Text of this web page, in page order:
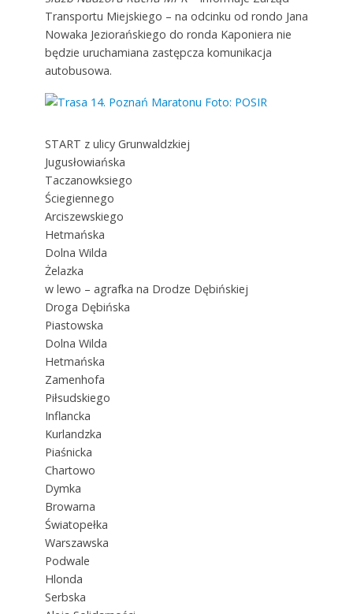
Transportu Miejskiego – na odcinku od rondo Jana
Nowaka Jeziorańskiego do ronda Kaponiera nie
będzie uruchamiana zastępcza komunikacja
autobusowa.
START z ulicy Grunwaldzkiej
Jugusłowiańska
Taczanowksiego
Ściegiennego
Arciszewskiego
Hetmańska
Dolna Wilda
Żelazka
w lewo – agrafka na Drodze Dębińskiej
Droga Dębińska
Piastowska
Dolna Wilda
Hetmańska
Zamenhofa
Piłsudskiego
Inflancka
Kurlandzka
Piaśnicka
Chartowo
Dymka
Browarna
Światopełka
Warszawska
Podwale
Hlonda
Serbska